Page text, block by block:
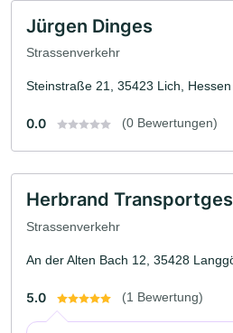
Jürgen Dinges
Strassenverkehr
Steinstraße 21, 35423 Lich, Hessen
0.0 (0 Bewertungen)
Herbrand
Strassenverkehr
An der Alten Bach 12, 35428
5.0 (1 Bewertung)